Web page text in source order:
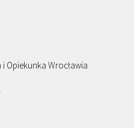
Opiekunka Wrocławia